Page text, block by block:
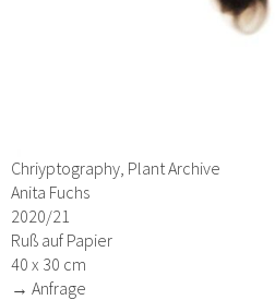
Chriyptography, Plant Archive
Anita Fuchs
2020/21
Ruß auf Papier
40 x 30 cm
→ Anfrage